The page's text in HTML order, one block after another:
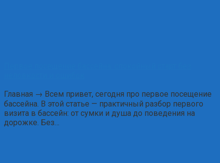
Главная → Всем привет, сегодня про первое посещение
бассейна. В этой статье — практичный разбор первого
визита в бассейн: от сумки и душа до поведения на
дорожке. Без…